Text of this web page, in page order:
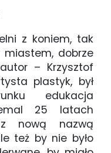
z koniem, tak
dobrze
– Krzysztof
plastyk, był
edukacja
25 latach
nową nazwą
też by nie było